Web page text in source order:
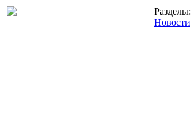
Разделы:
Новости